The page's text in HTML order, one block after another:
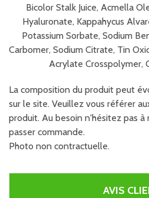
Bicolor Stalk Juice, Acmella
Hyaluronate, Kappahycus
Potassium Sorbate, Sodium
Carbomer, Sodium Citrate, Tin
Acrylate Crosspolymer,
La composition du produit peut
sur le site. Veuillez vous référer
produit. Au besoin n'hésitez pas
passer commande.
Photo non contractuelle.
AVIS